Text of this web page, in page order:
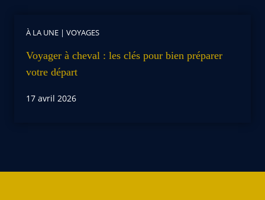
À LA UNE | VOYAGES
Voyager à cheval : les clés pour bien préparer
votre départ
17 avril 2026